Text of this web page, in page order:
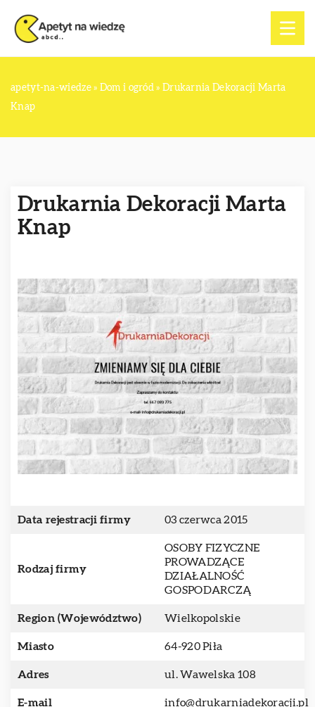
apetyt-na-wiedze» Dom i ogród » Drukarnia Dekoracji Marta
Knap
Drukarnia Dekoracji Marta
Knap
Data rejestracji firmy 03 czerwca 2015
Rodzaj firmy
OSOBY FIZYCZNE
PROWADZĄCE
DZIAŁALNOŚĆ
GOSPODARCZĄ
Region (Województwo) Wielkopolskie
Miasto 64-920 Piła
Adres ul. Wawelska 108
E-mail info@drukarniadekoracji.pl